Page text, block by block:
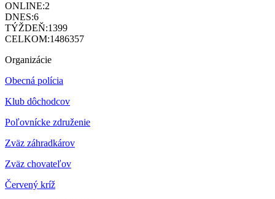
ONLINE:2
DNES:6
TÝŽDEŇ:1399
CELKOM:1486357
Organizácie
Obecná polícia
Klub dôchodcov
Poľovnícke združenie
Zväz záhradkárov
Zväz chovateľov
Červený kríž